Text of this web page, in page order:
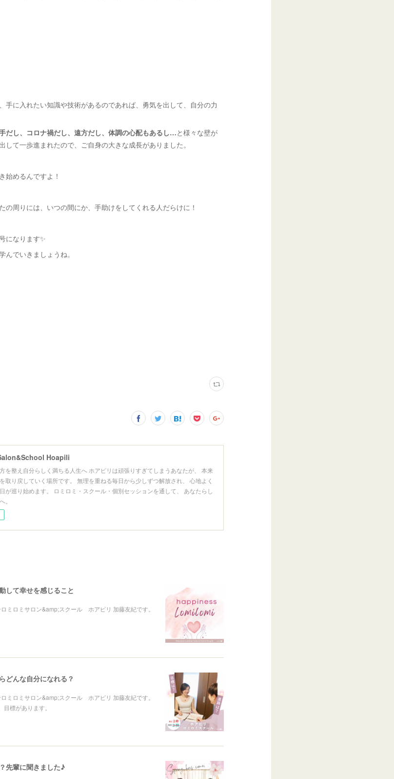
手に入れたい知識や技術があるのであれば、勇気を出して、自分の力
だし、コロナ禍だし、遠方だし、体調の心配もあるし…と様々な壁が
して一歩進まれたので、ご自身の大きな成長がありました。
始めるんですよ！
の周りには、いつの間にか、手助けをしてくれる人だらけに！
になります✨
んでいきましょうね。
Hoapili
を整え自分らしく満ちる人生へ ホアピリは頑張りすぎてしまうあなたが、 本来
取り戻していく場所です。 無理を重ねる毎日から少しずつ解放され、 心地よく
が巡り始めます。 ロミロミ・スクール・個別セッションを通して、 あなたらし
。
して幸せを感じること
ミロミサロン&amp;スクール ホアピリ 加藤友紀です。
どんな自分になれる？
ミロミサロン&amp;スクール ホアピリ 加藤友紀です。
標があります。
先輩に聞きました♪